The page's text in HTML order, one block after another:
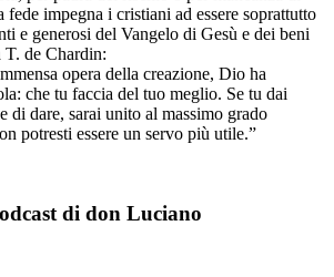
impegna i cristiani ad essere soprattutto
e generosi del Vangelo di Gesù e dei beni
T. de Chardin:
opera della creazione, Dio ha
che tu faccia del tuo meglio. Se tu dai
di dare, sarai unito al massimo grado
potresti essere un servo più utile.”
di don Luciano